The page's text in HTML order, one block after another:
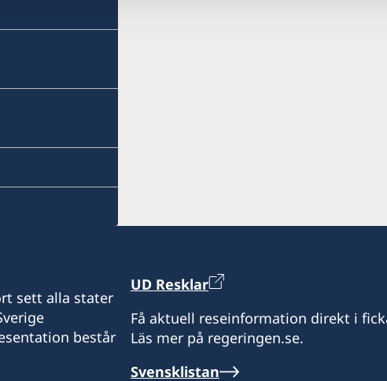
sett alla stater
består
UD Resklar
Få aktuell reseinformation direkt i
Läs mer på regeringen.se.
Svensklistan